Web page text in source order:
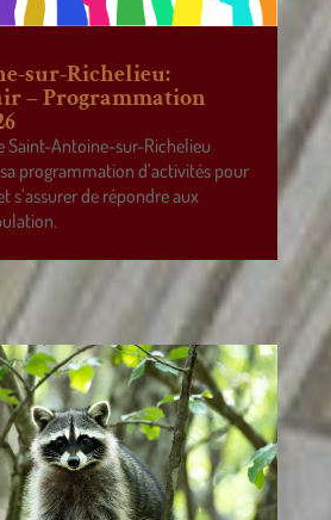
sur-Richelieu:
– Programmation
Saint-Antoine-sur-Richelieu
programmation d’activités pour
s’assurer de répondre aux